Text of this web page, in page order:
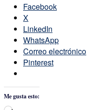
Facebook
X
LinkedIn
WhatsApp
Correo electrónico
Pinterest
Me gusta esto: